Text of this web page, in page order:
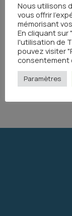
Partager
Nous utilisons
vous offrir
mémorisant
En cliquant sur
l'utilisation de
pouvez visiter
consentement
Paramètres